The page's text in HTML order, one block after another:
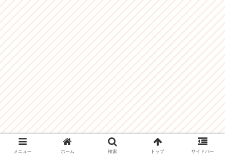
メニュー ホーム 検索 トップ サイドバー